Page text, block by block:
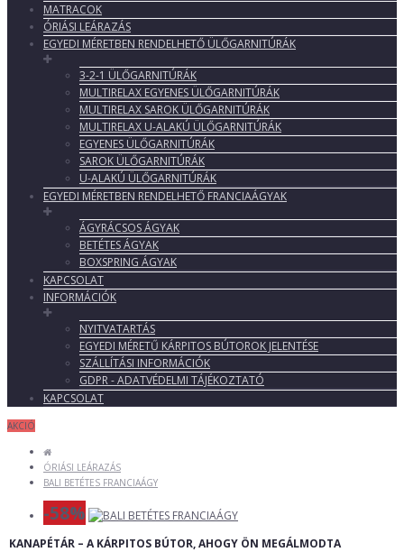
MATRACOK
ÓRIÁSI LEÁRAZÁS
EGYEDI MÉRETBEN RENDELHETŐ ÜLŐGARNITÚRÁK
3-2-1 ÜLŐGARNITÚRÁK
MULTIRELAX EGYENES ÜLŐGARNITÚRÁK
MULTIRELAX SAROK ÜLŐGARNITÚRÁK
MULTIRELAX U-ALAKÚ ÜLŐGARNITÚRÁK
EGYENES ÜLŐGARNITÚRÁK
SAROK ÜLŐGARNITÚRÁK
U-ALAKÚ ÜLŐGARNITÚRÁK
EGYEDI MÉRETBEN RENDELHETŐ FRANCIAÁGYAK
ÁGYRÁCSOS ÁGYAK
BETÉTES ÁGYAK
BOXSPRING ÁGYAK
KAPCSOLAT
INFORMÁCIÓK
NYITVATARTÁS
EGYEDI MÉRETŰ KÁRPITOS BÚTOROK JELENTÉSE
SZÁLLÍTÁSI INFORMÁCIÓK
GDPR - ADATVÉDELMI TÁJÉKOZTATÓ
KAPCSOLAT
AKCIÓ
ÓRIÁSI LEÁRAZÁS
BALI BETÉTES FRANCIAÁGY
-58%
KANAPÉTÁR – A KÁRPITOS BÚTOR, AHOGY ÖN MEGÁLMODTA